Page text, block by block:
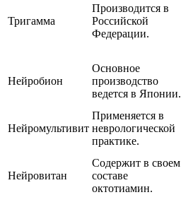
Тригамма
Производится в
Российской
Федерации.
Нейробион
Основное
производство
ведется в Японии.
Нейромультивит
Применяется в
неврологической
практике.
Нейровитан
Содержит в своем
составе
октотиамин.